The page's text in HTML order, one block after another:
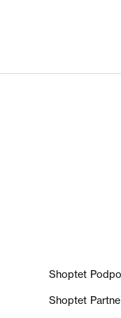
Shoptet
Shoptet